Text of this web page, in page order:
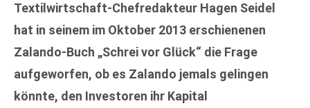
Textilwirtschaft-Chefredakteur Hagen Seidel
hat in seinem im Oktober 2013 erschienenen
Zalando-Buch „Schrei vor Glück“ die Frage
aufgeworfen, ob es Zalando jemals gelingen
könnte, den Investoren ihr Kapital